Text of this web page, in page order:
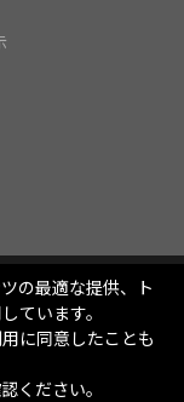
の最適な提供、ト
ています。
に同意したことも
ください。